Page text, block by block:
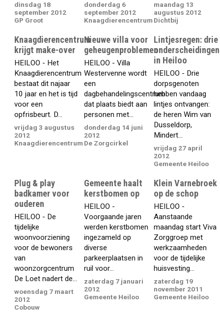
dinsdag 18
september 2012
GP Groot
donderdag 6
september 2012
Knaagdierencentrum
maandag 13
augustus 2012
Dichtbij
Knaagdierencentrum
krijgt make-over
HEILOO - Het
Knaagdierencentrum
bestaat dit najaar
10 jaar en het is tijd
voor een
opfrisbeurt. D...
vrijdag 3 augustus
2012
Knaagdierencentrum
Nieuwe villa voor
geheugenproblemen
HEILOO - Villa
Westervenne wordt
een
dagbehandelingscentrum
dat plaats biedt aan
personen met...
donderdag 14 juni
2012
De Zorgcirkel
Lintjesregen: drie
onderscheidingen
in Heiloo
HEILOO - Drie
dorpsgenoten
hebben vandaag
lintjes ontvangen:
de heren Wim van
Dusseldorp,
Mindert...
vrijdag 27 april
2012
Gemeente Heiloo
Plug & play
badkamer voor
ouderen
HEILOO - De
tijdelijke
woonvoorziening
voor de bewoners
van
woonzorgcentrum
De Loet nadert de...
woensdag 7 maart
2012
Cobouw
Gemeente haalt
kerstbomen op
HEILOO -
Voorgaande jaren
werden kerstbomen
ingezameld op
diverse
parkeerplaatsen in
ruil voor...
zaterdag 7 januari
2012
Gemeente Heiloo
Klein Varnebroek
op de schop
HEILOO -
Aanstaande
maandag start Viva
Zorggroep met
werkzaamheden
voor de tijdelijke
huisvesting...
zaterdag 19
november 2011
Gemeente Heiloo